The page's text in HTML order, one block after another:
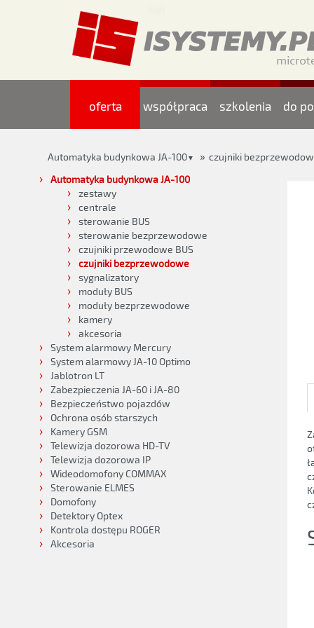
oferta współpraca szkolenia do
Automatyka budynkowa JA-100▼ » czujniki
Automatyka budynkowa JA-100
zestawy
centrale
sterowanie BUS
sterowanie bezprzewodowe
czujniki przewodowe BUS
czujniki bezprzewodowe
sygnalizatory
moduły BUS
moduły bezprzewodowe
kamery
akcesoria
System alarmowy Mercury
System alarmowy JA-10 Optimo
Jablotron LT
Zabezpieczenia JA-60 i JA-80
Bezpieczeństwo pojazdów
Ochrona osób starszych
Kamery GSM
Telewizja dozorowa HD-TV
Telewizja dozorowa IP
Wideodomofony COMMAX
Sterowanie ELMES
Domofony
Detektory Optex
Kontrola dostępu ROGER
Akcesoria